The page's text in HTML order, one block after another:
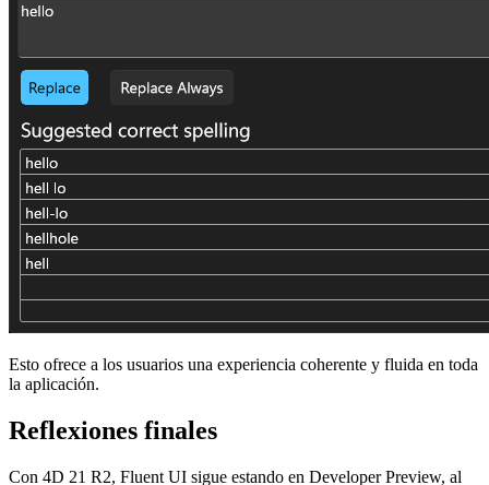
Esto ofrece a los usuarios una experiencia coherente y fluida en toda
la aplicación.
Reflexiones finales
Con 4D 21 R2, Fluent UI sigue estando en Developer Preview, al